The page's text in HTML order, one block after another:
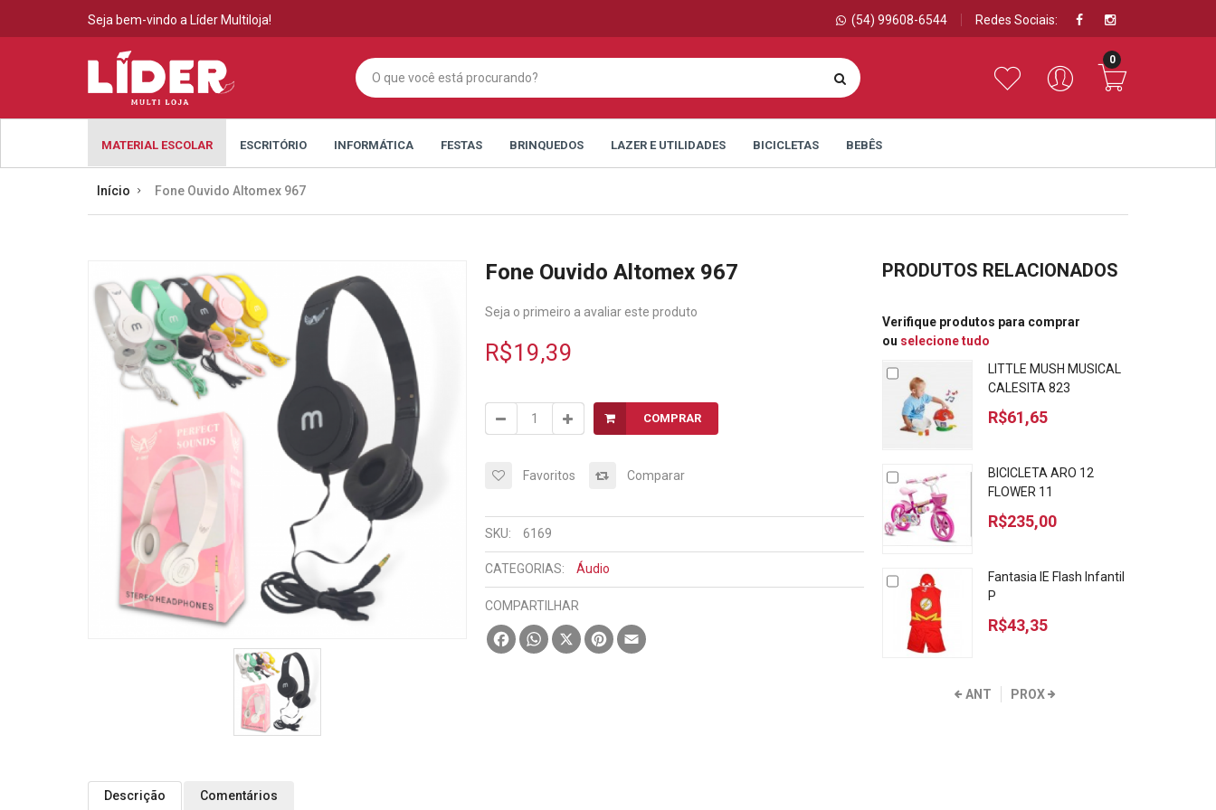
Seja bem-vindo a Líder Multiloja! Redes Sociais:
(54) 99608-6544
0
MATERIAL ESCOLAR ESCRITÓRIO INFORMÁTICA FESTAS BRINQUEDOS LAZER E UTILIDADES BICICLETAS BEBÊS
Início Fone Ouvido Altomex 967
Fone Ouvido Altomex 967
Seja o primeiro a avaliar este produto
R$19,39
COMPRAR
Favoritos Comparar
SKU: 6169
CATEGORIAS: Áudio
COMPARTILHAR
FacebookWhatsApp
X PinterestEmail
Descrição Comentários
PRODUTOS RELACIONADOS
Verifique produtos para comprar
ou selecione tudo
LITTLE MUSH MUSICAL
CALESITA 823
R$61,65
BICICLETA ARO 12
FLOWER 11
R$235,00
Fantasia IE Flash Infantil
P
R$43,35
ANT PROX